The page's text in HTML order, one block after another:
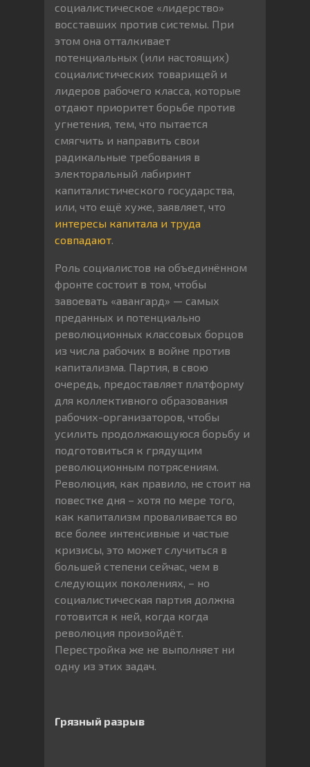
социалистическое «лидерство»
восставших против системы. При
этом она отталкивает
потенциальных (или настоящих)
социалистических товарищей и
лидеров рабочего класса, которые
отдают приоритет борьбе против
угнетения, тем, что пытается
смягчить и направить свои
радикальные требования в
электоральный лабиринт
капиталистического государства,
или, что ещё хуже, заявляет, что
интересы капитала и труда
совпадают.
Роль социалистов на объединённом
фронте состоит в том, чтобы
завоевать «авангард» — самых
преданных и потенциально
революционных классовых борцов
из числа рабочих в войне против
капитализма. Партия, в свою
очередь, предоставляет платформу
для коллективного образования
рабочих-организаторов, чтобы
усилить продолжающуюся борьбу и
подготовиться к грядущим
революционным потрясениям.
Революция, как правило, не стоит на
повестке дня – хотя по мере того,
как капитализм проваливается во
все более интенсивные и частые
кризисы, это может случиться в
большей степени сейчас, чем в
следующих поколениях, – но
социалистическая партия должна
готовится к ней, когда когда
революция произойдёт.
Перестройка же не выполняет ни
одну из этих задач.
Грязный разрыв